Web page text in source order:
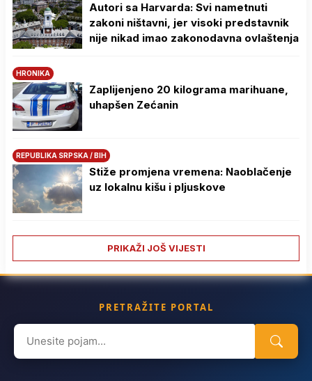
Autori sa Harvarda: Svi nametnuti
zakoni ništavni, jer visoki predstavnik
nije nikad imao zakonodavna ovlaštenja
HRONIKA
Zaplijenjeno 20 kilograma marihuane,
uhapšen Zećanin
REPUBLIKA SRPSKA / BIH
Stiže promjena vremena: Naoblačenje
uz lokalnu kišu i pljuskove
PRIKAŽI JOŠ VIJESTI
PRETRAŽITE PORTAL
Search
for: